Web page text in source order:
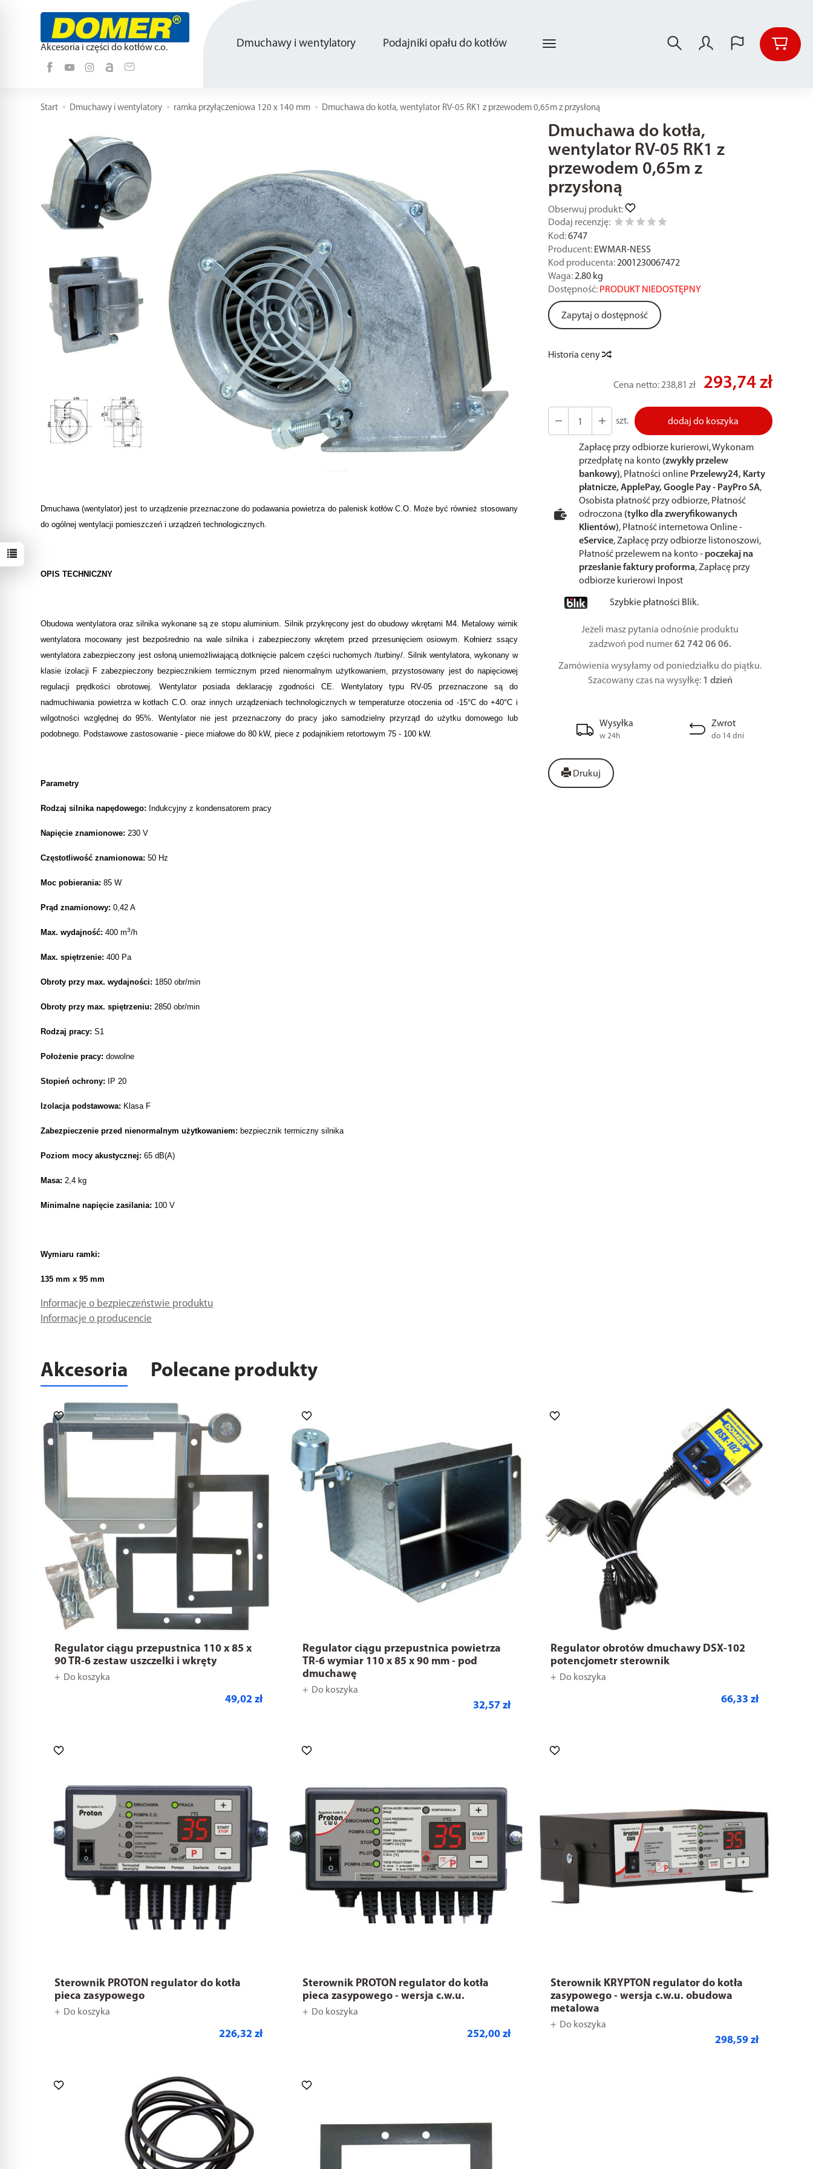
Akcesoria i części do kotłów c.o. Dmuchawy i wentylatory Podajniki opału do kotłów
Start Dmuchawy i wentylatory ramka przyłączeniowa 120 x 140 mm Dmuchawa do kotła, wentylator RV-05 RK1 z przewodem 0,65m z przysłoną
Dmuchawa do kotła,
wentylator RV-05 RK1 z
przewodem 0,65m z
przysłoną
Obserwuj produkt:
Dodaj recenzję:
Kod:6747
Producent: EWMAR-NESS
Kod producenta:2001230067472
Waga:2.80 kg
Dostępność: PRODUKT NIEDOSTĘPNY
Zapytaj o dostępność
Historia ceny
Cena netto:238,81 zł 293,74 zł
szt. dodaj do koszyka
Zapłacę przy odbiorze kurierowi, Wykonam
przedpłatę na konto (zwykły przelew
bankowy), Płatności online Przelewy24, Karty
płatnicze, ApplePay, Google Pay - PayPro SA,
Osobista płatność przy odbiorze, Płatność
odroczona (tylko dla zweryfikowanych
Klientów), Płatność internetowa Online -
eService, Zapłacę przy odbiorze listonoszowi,
Płatność przelewem na konto - poczekaj na
przesłanie faktury proforma, Zapłacę przy
odbiorze kurierowi Inpost
Szybkie płatności Blik.
Jeżeli masz pytania odnośnie produktu
zadzwoń pod numer62 742 06 06.
Zamówienia wysyłamy od poniedziałku do piątku.
Szacowany czas na wysyłkę: 1 dzień
Wysyłka
w 24h
Zwrot
do 14 dni
Drukuj
Dmuchawa (wentylator) jest to urządzenie przeznaczone do podawania powietrza do palenisk kotłów C.O. Może być również stosowany
do ogólnej wentylacji pomieszczeń i urządzeń technologicznych.
OPIS TECHNICZNY
Obudowa wentylatora oraz silnika wykonane są ze stopu aluminium. Silnik przykręcony jest do obudowy wkrętami M4. Metalowy wirnik
wentylatora mocowany jest bezpośrednio na wale silnika i zabezpieczony wkrętem przed przesunięciem osiowym. Kołnierz ssący
wentylatora zabezpieczony jest osłoną uniemożliwiającą dotknięcie palcem części ruchomych /turbiny/. Silnik wentylatora, wykonany w
klasie izolacji F zabezpieczony bezpiecznikiem termicznym przed nienormalnym użytkowaniem, przystosowany jest do napięciowej
regulacji prędkości obrotowej. Wentylator posiada deklarację zgodności CE. Wentylatory typu RV-05 przeznaczone są do
nadmuchiwania powietrza w kotłach C.O. oraz innych urządzeniach technologicznych w temperaturze otoczenia od -15°C do +40°C i
wilgotności względnej do 95%. Wentylator nie jest przeznaczony do pracy jako samodzielny przyrząd do użytku domowego lub
podobnego. Podstawowe zastosowanie - piece miałowe do 80 kW, piece z podajnikiem retortowym 75 - 100 kW.
Parametry
Rodzaj silnika napędowego: Indukcyjny z kondensatorem pracy
Napięcie znamionowe:230 V
Częstotliwość znamionowa:50 Hz
Moc pobierania:85 W
Prąd znamionowy:0,42 A
Max. wydajność:400 m3/h
Max. spiętrzenie:400 Pa
Obroty przy max. wydajności: 1850 obr/min
Obroty przy max. spiętrzeniu:2850 obr/min
Rodzaj pracy:S1
Położenie pracy:dowolne
Stopień ochrony: IP 20
Izolacja podstawowa: Klasa F
Zabezpieczenie przed nienormalnym użytkowaniem: bezpiecznik termiczny silnika
Poziom mocy akustycznej:65 dB(A)
Masa:2,4 kg
Minimalne napięcie zasilania: 100 V
Wymiaru ramki:
135 mm x 95 mm
Informacje o bezpieczeństwie produktu
Informacje o producencie
Akcesoria Polecane produkty
Regulator ciągu przepustnica 110 x 85 x
90 TR-6 zestaw uszczelki i wkręty
Do koszyka
49,02 zł
Regulator ciągu przepustnica powietrza
TR-6 wymiar 110 x 85 x 90 mm - pod
dmuchawę
Do koszyka
32,57 zł
Regulator obrotów dmuchawy DSX-102
potencjometr sterownik
Do koszyka
66,33 zł
Sterownik PROTON regulator do kotła
pieca zasypowego
Do koszyka
226,32 zł
Sterownik PROTON regulator do kotła
pieca zasypowego - wersja c.w.u.
Do koszyka
252,00 zł
Sterownik KRYPTON regulator do kotła
zasypowego - wersja c.w.u. obudowa
metalowa
Do koszyka
298,59 zł